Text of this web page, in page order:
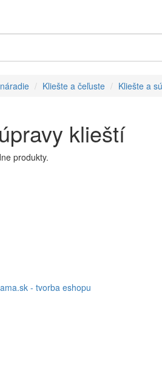
Kliešte a čeľuste Kliešte a
klieští
produkty.
- tvorba eshopu